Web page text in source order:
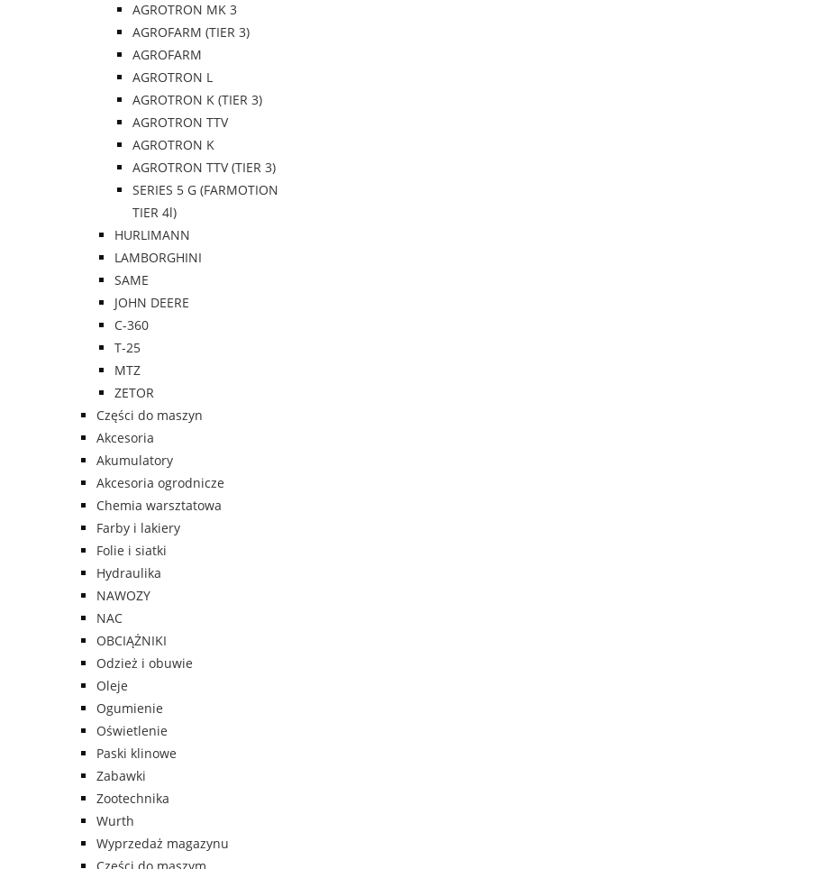
AGROTRON MK 3
AGROFARM (TIER 3)
AGROFARM
AGROTRON L
AGROTRON K (TIER 3)
AGROTRON TTV
AGROTRON K
AGROTRON TTV (TIER 3)
SERIES 5 G (FARMOTION
TIER 4l)
HURLIMANN
LAMBORGHINI
SAME
JOHN DEERE
C-360
T-25
MTZ
ZETOR
Części do maszyn
Akcesoria
Akumulatory
Akcesoria ogrodnicze
Chemia warsztatowa
Farby i lakiery
Folie i siatki
Hydraulika
NAWOZY
NAC
OBCIĄŻNIKI
Odzież i obuwie
Oleje
Ogumienie
Oświetlenie
Paski klinowe
Zabawki
Zootechnika
Wurth
Wyprzedaż magazynu